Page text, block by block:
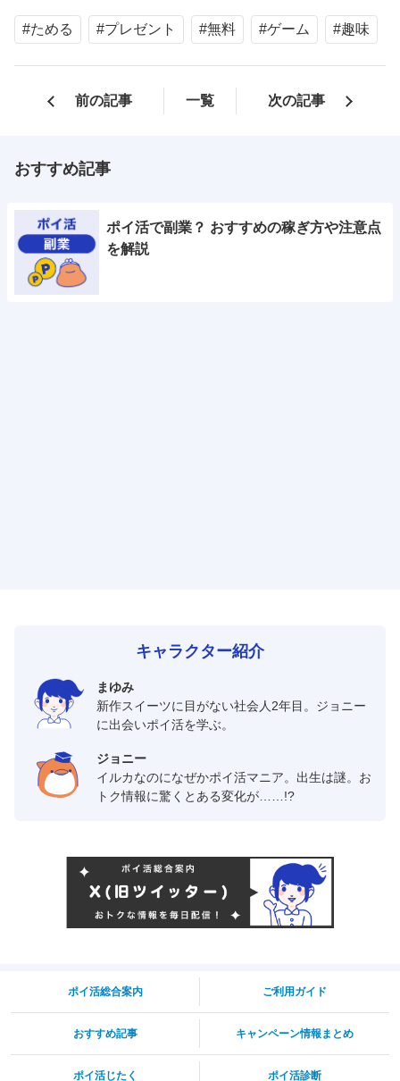
#ためる #プレゼント #無料 #ゲーム #趣味
前の記事 一覧 次の記事
おすすめ記事
ポイ活で副業？ おすすめの稼ぎ方や注意点
を解説
キャラクター紹介
まゆみ
新作スイーツに目がない社会人2年目。ジョニー
に出会いポイ活を学ぶ。
ジョニー
イルカなのになぜかポイ活マニア。出生は謎。お
トク情報に驚くとある変化が……!?
ポイ活総合案内 ご利用ガイド
おすすめ記事 キャンペーン情報まとめ
ポイ活じたく ポイ活診断